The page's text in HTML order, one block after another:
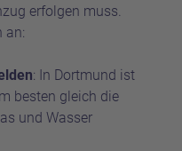
erfolgen muss.
an:
: In Dortmund ist
besten gleich die
und Wasser